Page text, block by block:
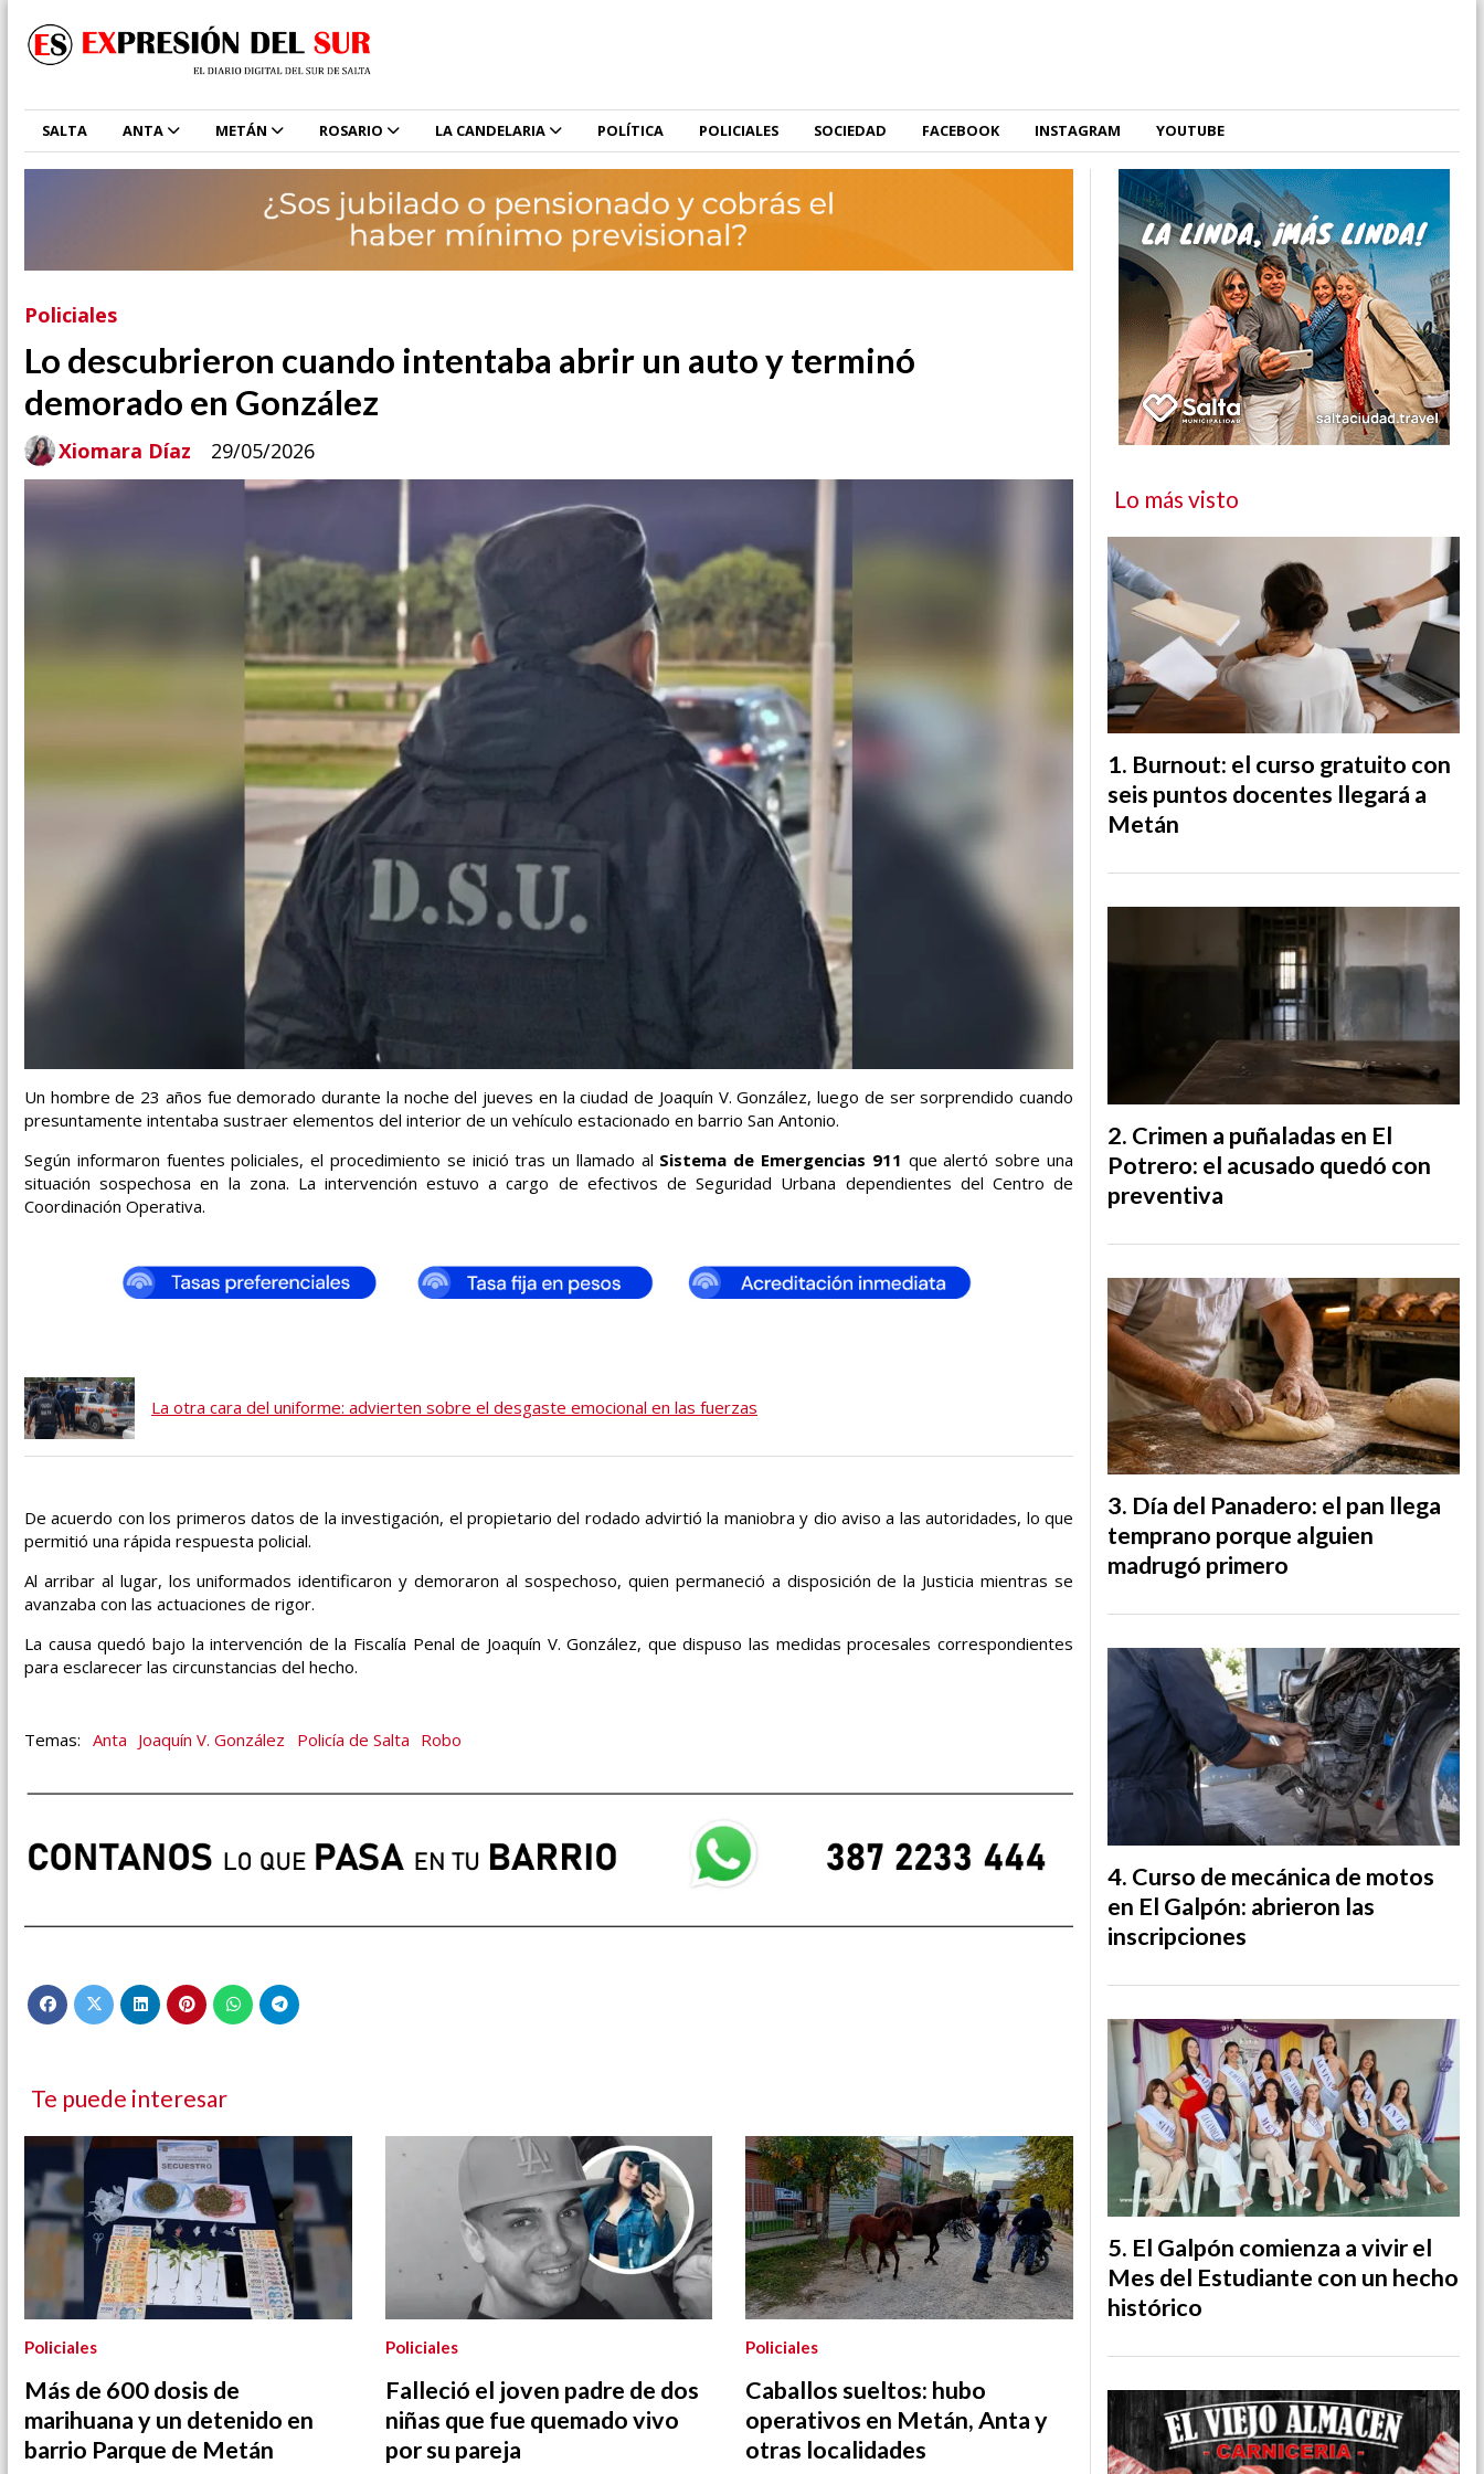
SALTA ANTA METÁN ROSARIO LA CANDELARIA POLÍTICA POLICIALES SOCIEDAD FACEBOOK INSTAGRAM YOUTUBE
Lo descubrieron cuando intentaba abrir un auto y terminó
demorado en González
Policiales
29/05/2026
Xiomara Díaz
Un hombre de 23 años fue demorado durante la noche del jueves en la ciudad de Joaquín V. González, luego de ser sorprendido cuando
presuntamente intentaba sustraer elementos del interior de un vehículo estacionado en barrio San Antonio.
Según informaron fuentes policiales, el procedimiento se inició tras un llamado al Sistema de Emergencias 911 que alertó sobre una
situación sospechosa en la zona. La intervención estuvo a cargo de efectivos de Seguridad Urbana dependientes del Centro de
Coordinación Operativa.
La otra cara del uniforme: advierten sobre el desgaste emocional en las fuerzas
De acuerdo con los primeros datos de la investigación, el propietario del rodado advirtió la maniobra y dio aviso a las autoridades, lo que
permitió una rápida respuesta policial.
Al arribar al lugar, los uniformados identificaron y demoraron al sospechoso, quien permaneció a disposición de la Justicia mientras se
avanzaba con las actuaciones de rigor.
La causa quedó bajo la intervención de la Fiscalía Penal de Joaquín V. González, que dispuso las medidas procesales correspondientes
para esclarecer las circunstancias del hecho.
Anta Joaquín V. González Policía de Salta Robo
Te puede interesar
Más de 600 dosis de
marihuana y un detenido en
barrio Parque de Metán
Policiales
Falleció el joven padre de dos
niñas que fue quemado vivo
por su pareja
Policiales
Caballos sueltos: hubo
operativos en Metán, Anta y
otras localidades
Policiales
Lo más visto
Burnout: el curso gratuito con
seis puntos docentes llegará a
Metán
Crimen a puñaladas en El
Potrero: el acusado quedó con
preventiva
Día del Panadero: el pan llega
temprano porque alguien
madrugó primero
Curso de mecánica de motos
en El Galpón: abrieron las
inscripciones
El Galpón comienza a vivir el
Mes del Estudiante con un hecho
histórico